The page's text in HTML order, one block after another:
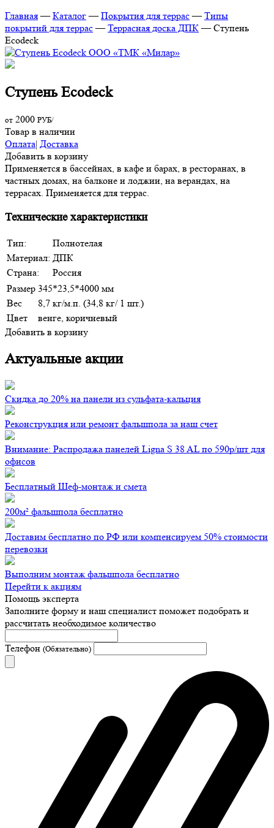
Главная — Каталог — Покрытия для террас — Типы
покрытий для террас — Террасная доска ДПК — Ступень
Ecodeck
Ступень Ecodeck
от 2000 РУБ/
Товар в наличии
Оплата| Доставка
Добавить в корзину
Применяется в бассейнах, в кафе и барах, в ресторанах, в
частных домах, на балконе и лоджии, на верандах, на
террасах. Применяется для террас.
Технические характеристики
Тип:
Полнотелая
Материал: ДПК
Страна:
Россия
Размер 345*23,5*4000 мм
Вес
8,7 кг/м.п. (34,8 кг/ 1 шт.)
Цвет
венге, коричневый
Добавить в корзину
Актуальные акции
Скидка до 20% на панели из сульфата-кальция
Реконструкция или ремонт фальшпола за наш счет
Внимание: Распродажа панелей Ligna S 38 AL по 590р/шт для
офисов
Бесплатный Шеф-монтаж и смета
200м² фальшпола бесплатно
Доставим бесплатно по РФ или компенсируем 50% стоимости
перевозки
Выполним монтаж фальшпола бесплатно
Перейти к акциям
Помощь эксперта
Заполните форму и наш специалист поможет подобрать и
рассчитать необходимое количество
Телефон (Обязательно)